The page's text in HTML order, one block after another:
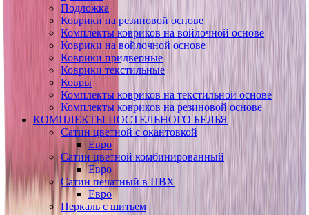
Подложка
Коврики на резиновой основе
Комплекты ковриков на войлочной основе
Коврики на войлочной основе
Коврики придверные
Коврики текстильные
Ковры
Комплекты ковриков на текстильной основе
Комплекты ковриков на резиновой основе
КОМПЛЕКТЫ ПОСТЕЛЬНОГО БЕЛЬЯ
Сатин цветной с окантовкой
Евро
Сатин цветной комбинированный
Евро
Сатин печатный в ПВХ
Евро
Перкаль с шитьем